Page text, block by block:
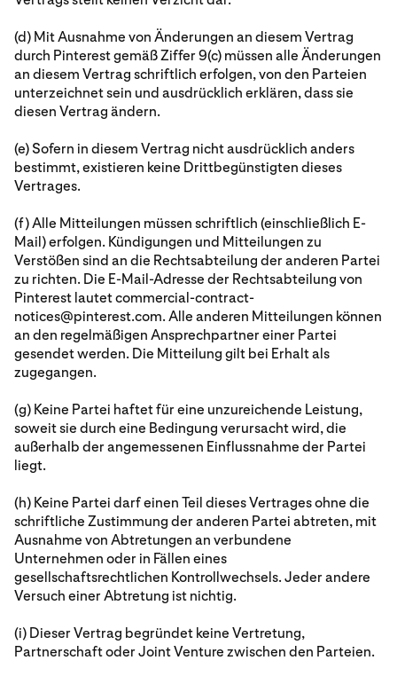
(d) Mit Ausnahme von Änderungen an diesem Vertrag
durch Pinterest gemäß Ziffer 9(c) müssen alle Änderungen
an diesem Vertrag schriftlich erfolgen, von den Parteien
unterzeichnet sein und ausdrücklich erklären, dass sie
diesen Vertrag ändern.
(e) Sofern in diesem Vertrag nicht ausdrücklich anders
bestimmt, existieren keine Drittbegünstigten dieses
Vertrages.
(f) Alle Mitteilungen müssen schriftlich (einschließlich E-
Mail) erfolgen. Kündigungen und Mitteilungen zu
Verstößen sind an die Rechtsabteilung der anderen Partei
zu richten. Die E-Mail-Adresse der Rechtsabteilung von
Pinterest lautet commercial-contract-
notices@pinterest.com. Alle anderen Mitteilungen können
an den regelmäßigen Ansprechpartner einer Partei
gesendet werden. Die Mitteilung gilt bei Erhalt als
zugegangen.
(g) Keine Partei haftet für eine unzureichende Leistung,
soweit sie durch eine Bedingung verursacht wird, die
außerhalb der angemessenen Einflussnahme der Partei
liegt.
(h) Keine Partei darf einen Teil dieses Vertrages ohne die
schriftliche Zustimmung der anderen Partei abtreten, mit
Ausnahme von Abtretungen an verbundene
Unternehmen oder in Fällen eines
gesellschaftsrechtlichen Kontrollwechsels. Jeder andere
Versuch einer Abtretung ist nichtig.
(i) Dieser Vertrag begründet keine Vertretung,
Partnerschaft oder Joint Venture zwischen den Parteien.